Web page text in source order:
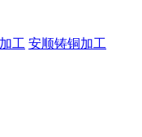
工 安顺铸铜加工